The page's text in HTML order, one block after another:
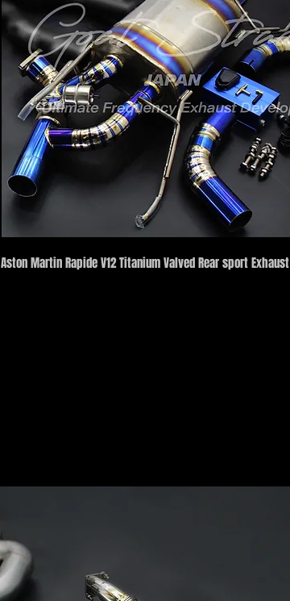
Aston Martin Rapide V12 Titanium Valved Rear sport Exhaust